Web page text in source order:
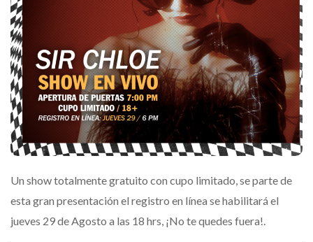
Un show totalmente gratuito con cupo limitado, se parte de
esta gran presentación el registro en línea se habilitará el
jueves 29 de Agosto a las 18 hrs, ¡No te quedes fuera!.